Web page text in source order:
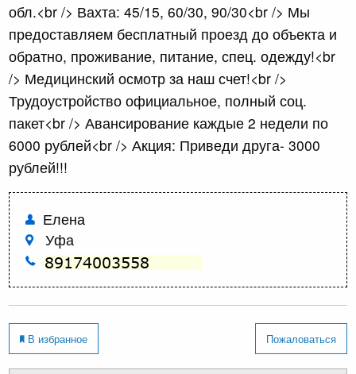
обл.<br /> Вахта: 45/15, 60/30, 90/30<br /> Мы
предоставляем бесплатный проезд до объекта и
обратно, проживание, питание, спец. одежду!<br
/> Медицинский осмотр за наш счет!<br />
Трудоустройство официальное, полный соц.
пакет<br /> Авансирование каждые 2 недели по
6000 рублей<br /> Акция: Приведи друга- 3000
рублей!!!
Елена
Уфа
В избранное Пожаловаться